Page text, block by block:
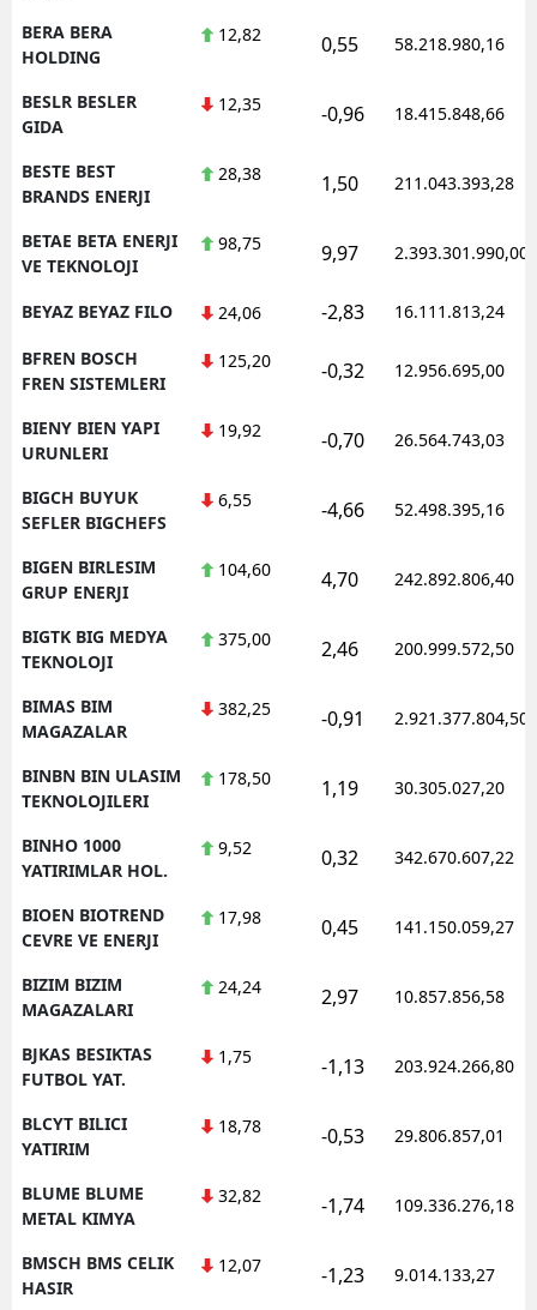
BERA BERA
HOLDING
12,82 0,55 58.218.980,16
BESLR BESLER
GIDA
12,35 -0,96 18.415.848,66
BESTE BEST
BRANDS ENERJI
28,38 1,50 211.043.393,28
BETAE BETA ENERJI
VE TEKNOLOJI
98,75 9,97 2.393.301.990,00
BEYAZ BEYAZ FILO 24,06 -2,83 16.111.813,24
BFREN BOSCH
FREN SISTEMLERI
125,20 -0,32 12.956.695,00
BIENY BIEN YAPI
URUNLERI
19,92 -0,70 26.564.743,03
BIGCH BUYUK
SEFLER BIGCHEFS
6,55 -4,66 52.498.395,16
BIGEN BIRLESIM
GRUP ENERJI
104,60 4,70 242.892.806,40
BIGTK BIG MEDYA
TEKNOLOJI
375,00 2,46 200.999.572,50
BIMAS BIM
MAGAZALAR
382,25 -0,91 2.921.377.804,50
BINBN BIN ULASIM
TEKNOLOJILERI
178,50 1,19 30.305.027,20
BINHO 1000
YATIRIMLAR HOL.
9,52 0,32 342.670.607,22
BIOEN BIOTREND
CEVRE VE ENERJI
17,98 0,45 141.150.059,27
BIZIM BIZIM
MAGAZALARI
24,24 2,97 10.857.856,58
BJKAS BESIKTAS
FUTBOL YAT.
1,75 -1,13 203.924.266,80
BLCYT BILICI
YATIRIM
18,78 -0,53 29.806.857,01
BLUME BLUME
METAL KIMYA
32,82 -1,74 109.336.276,18
BMSCH BMS CELIK
HASIR
12,07 -1,23 9.014.133,27